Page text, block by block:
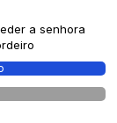
a senhora